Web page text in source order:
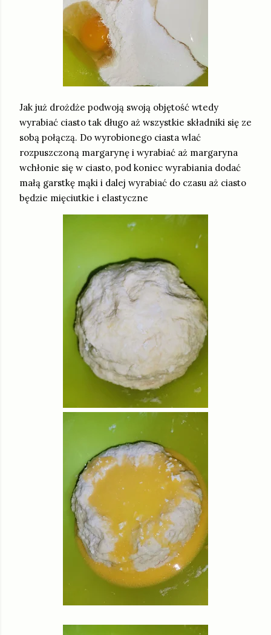
Jak już drożdże podwoją swoją objętość wtedy
wyrabiać ciasto tak długo aż wszystkie składniki się ze
sobą połączą. Do wyrobionego ciasta wlać
rozpuszczoną margarynę i wyrabiać aż margaryna
wchłonie się w ciasto, pod koniec wyrabiania dodać
małą garstkę mąki i dalej wyrabiać do czasu aż ciasto
będzie mięciutkie i elastyczne